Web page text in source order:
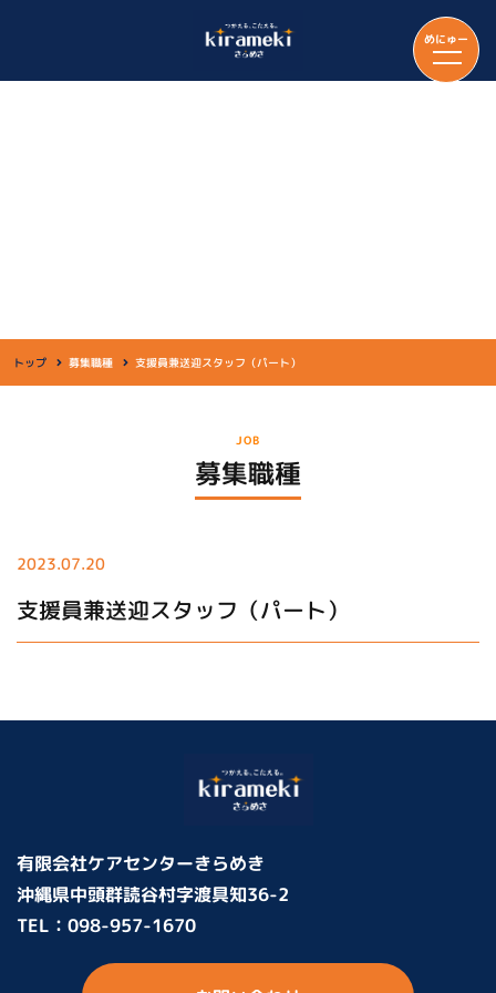
めにゅー
トップ 募集職種 支援員兼送迎スタッフ（パート）
JOB
募集職種
2023.07.20
支援員兼送迎スタッフ（パート）
有限会社ケアセンターきらめき
沖縄県中頭群読谷村字渡具知36-2
TEL： 098-957-1670